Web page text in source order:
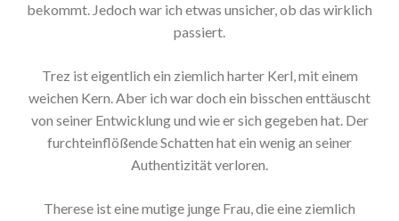
bekommt. Jedoch war ich etwas unsicher, ob das wirklich
passiert.
Trez ist eigentlich ein ziemlich harter Kerl, mit einem
weichen Kern. Aber ich war doch ein bisschen enttäuscht
von seiner Entwicklung und wie er sich gegeben hat. Der
furchteinflößende Schatten hat ein wenig an seiner
Authentizität verloren.
Therese ist eine mutige junge Frau, die eine ziemlich